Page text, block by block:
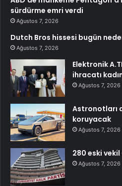
sürdürme emri verdi
Ağustos 7, 2026
Dutch Bros hissesi bugün
Ağustos 7, 2026
Elektronik
ihracatı
Ağustos 7, 2026
Astronotları
koruyacak
Ağustos 7, 2026
280 eski
Ağustos 7, 2026